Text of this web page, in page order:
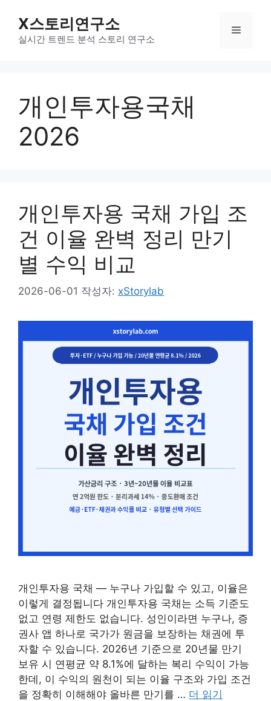
X스토리연구소
실시간 트렌드 분석 스토리 연구소
메
개인투자용국채
2026
개인투자용 국채 가입 조
건 이율 완벽 정리 만기
별 수익 비교
2026-06-01 작성자: xStorylab
개인투자용 국채 — 누구나 가입할 수 있고, 이율은
이렇게 결정됩니다 개인투자용 국채는 소득 기준도
없고 연령 제한도 없습니다. 성인이라면 누구나, 증
권사 앱 하나로 국가가 원금을 보장하는 채권에 투
자할 수 있습니다. 2026년 기준으로 20년물 만기
보유 시 연평균 약 8.1%에 달하는 복리 수익이 가능
한데, 이 수익의 원천이 되는 이율 구조와 가입 조건
을 정확히 이해해야 올바른 만기를 … 더 읽기